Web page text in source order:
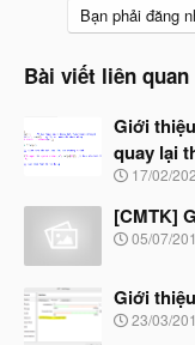
Bạn phải đăng
Bài viết liên quan
Giới
quay lại
N
à
y
b
t
đ
ầ
17/02/
[CMTK]
N
y
b
ắ
05/07/
Giới
N
23/03/